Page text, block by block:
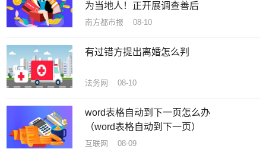
为当地人！正开展调查善后
南方都市报 08-10
有过错方提出离婚怎么判
法务网 08-10
word表格自动到下一页怎么办
（word表格自动到下一页）
互联网 08-09